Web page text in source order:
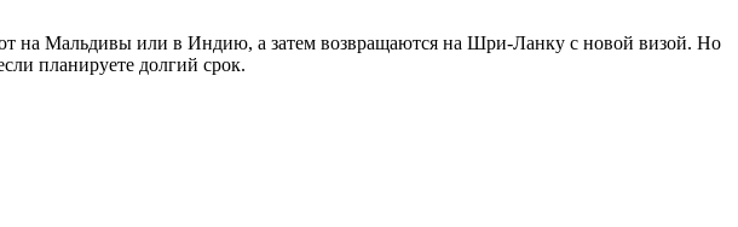
на Мальдивы или в Индию, а затем возвращаются на Шри-Ланку с новой визой. Но
планируете долгий срок.